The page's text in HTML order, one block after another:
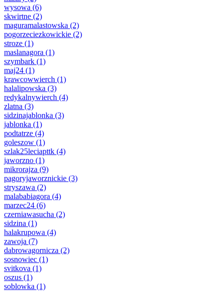
wysowa (6)
skwirtne (2)
maguramalastowska (2)
pogorzeciezkowickie (2)
stroze (1)
maslanagora (1)
szymbark (1)
maj24 (1)
krawcowwierch (1)
halalipowska (3)
redykalnywierch (4)
zlatna (3)
sidzinajablonka (3)
jablonka (1)
podtatrze (4)
goleszow (1)
szlak25leciapttk (4)
jaworzno (1)
mikrorajza (9)
pagoryjaworznickie (3)
stryszawa (2)
malababiagora (4)
marzec24 (6)
czerniawasucha (2)
sidzina (1)
halakrupowa (4)
zawoja (7)
dabrowagornicza (2)
sosnowiec (1)
svitkova (1)
oszus (1)
soblowka (1)